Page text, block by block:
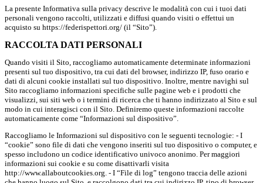
La presente Informativa sulla privacy descrive le modalità con cui i tuoi dati
personali vengono raccolti, utilizzati e diffusi quando visiti o effettui un
acquisto su https://federispettori.org/ (il “Sito”).
RACCOLTA DATI PERSONALI
Quando visiti il Sito, raccogliamo automaticamente determinate informazioni
presenti sul tuo dispositivo, tra cui dati del browser, indirizzo IP, fuso orario e
dati di alcuni cookie installati sul tuo dispositivo. Inoltre, mentre navighi sul
Sito raccogliamo informazioni specifiche sulle pagine web e i prodotti che
visualizzi, sui siti web o i termini di ricerca che ti hanno indirizzato al Sito e sul
modo in cui interagisci con il Sito. Definiremo queste informazioni raccolte
automaticamente come “Informazioni sul dispositivo”.
Raccogliamo le Informazioni sul dispositivo con le seguenti tecnologie: - I
“cookie” sono file di dati che vengono inseriti sul tuo dispositivo o computer, e
spesso includono un codice identificativo univoco anonimo. Per maggiori
informazioni sui cookie e su come disattivarli visita
http://www.allaboutcookies.org. - I “File di log” tengono traccia delle azioni